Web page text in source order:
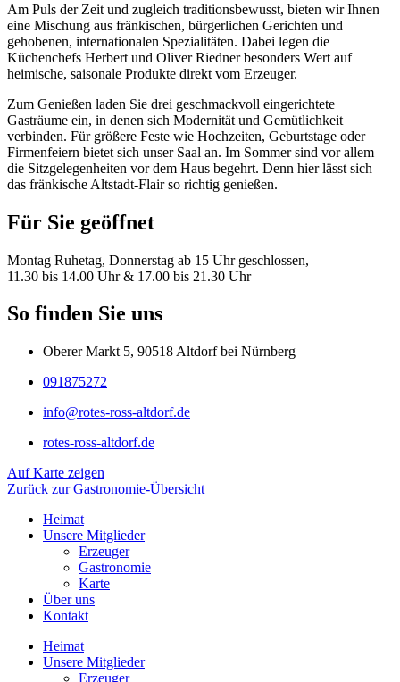
Am Puls der Zeit und zugleich traditionsbewusst, bieten wir Ihnen
eine Mischung aus fränkischen, bürgerlichen Gerichten und
gehobenen, internationalen Spezialitäten. Dabei legen die
Küchenchefs Herbert und Oliver Riedner besonders Wert auf
heimische, saisonale Produkte direkt vom Erzeuger.
Zum Genießen laden Sie drei geschmackvoll eingerichtete
Gasträume ein, in denen sich Modernität und Gemütlichkeit
verbinden. Für größere Feste wie Hochzeiten, Geburtstage oder
Firmenfeiern bietet sich unser Saal an. Im Sommer sind vor allem
die Sitzgelegenheiten vor dem Haus begehrt. Denn hier lässt sich
das fränkische Altstadt-Flair so richtig genießen.
Für Sie geöffnet
Montag Ruhetag, Donnerstag ab 15 Uhr geschlossen,
11.30 bis 14.00 Uhr & 17.00 bis 21.30 Uhr
So finden Sie uns
Oberer Markt 5, 90518 Altdorf bei Nürnberg
091875272
info@rotes-ross-altdorf.de
rotes-ross-altdorf.de
Auf Karte zeigen
Zurück zur Gastronomie-Übersicht
Heimat
Unsere Mitglieder
Erzeuger
Gastronomie
Karte
Über uns
Kontakt
Heimat
Unsere Mitglieder
Erzeuger